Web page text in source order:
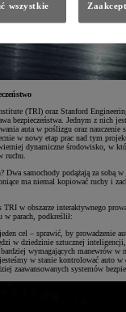
(TRI) oraz Stanford
bezpieczeństwa. Jednym z nich
auta w poślizgu oraz
w nowy etap prac nad tym
dynamiczne środowisko, w
ruchu.
Dwa samochody podążają za sobą
ma niemal kopiować ruchy i
TRI w obszarze interaktywnego
w parach, podkreślił:
cel – sprawić, by prowadzenie
w dziedzinie sztucznej
wymagających manewrów w
w stanie kontrolować auto
zaawansowanych systemów
wszystkie